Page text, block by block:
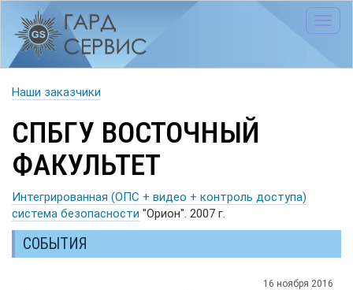
Наши заказчики
СПБГУ ВОСТОЧНЫЙ
ФАКУЛЬТЕТ
Интегрированная (ОПС + видео + контроль доступа)
система безопасности "Орион". 2007 г.
СОБЫТИЯ
16 ноября 2016